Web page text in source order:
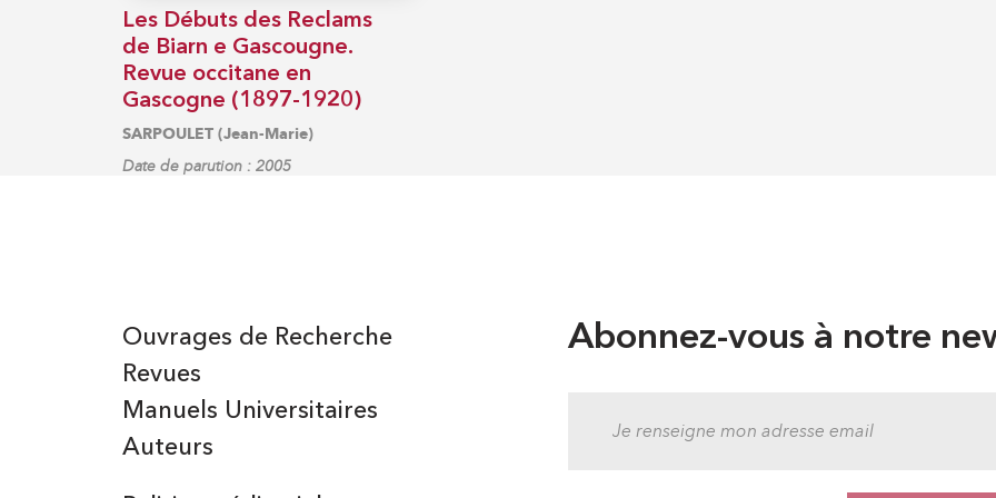
Les Débuts des Reclams
de Biarn e Gascougne.
Revue occitane en
Gascogne (1897-1920)
SARPOULET (Jean-Marie)
Date de parution : 2005
Abonnez-vous à notre
Auteurs
Manuels Universitaires
Ouvrages de Recherche
Revues